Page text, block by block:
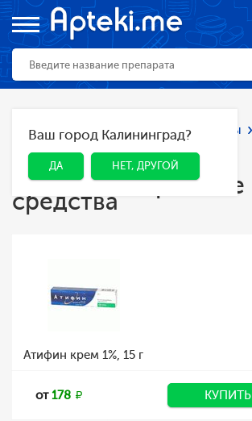
ДА НЕТ, ДРУГОЙ
Ваш город Калининград?
ДА НЕТ, ДРУГОЙ
Главная Каталог Лекарства и БАДы
и противомикробные средства
Антибиотики и
противомикробные
средства
Атифин крем 1%, 15 г
от178 КУПИТЬ